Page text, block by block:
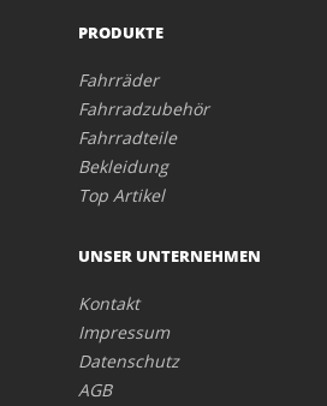
PRODUKTE
Fahrräder
Fahrradzubehör
Fahrradteile
Bekleidung
Top Artikel
UNSER UNTERNEHMEN
Kontakt
Impressum
Datenschutz
AGB